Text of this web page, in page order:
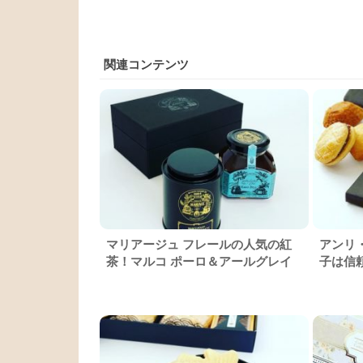
関連コンテンツ
マリアージュ フレールの人気の紅
茶！マルコ ポーロ＆アールグレイ
アンリ
子は信